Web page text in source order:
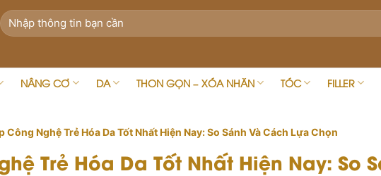
NÂNG CƠ DA THON GỌN – XÓA NHĂN TÓC FILLER
Công Nghệ Trẻ Hóa Da Tốt Nhất Hiện Nay: So Sánh Và Cách Lựa Chọn
Trẻ Hóa Da Tốt Nhất Hiện Nay: So